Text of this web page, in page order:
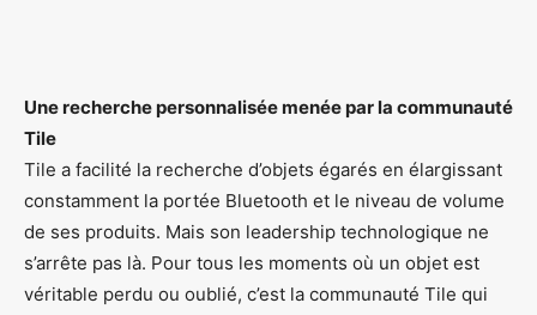
Une recherche personnalisée menée par la communauté
Tile
Tile a facilité la recherche d’objets égarés en élargissant
constamment la portée Bluetooth et le niveau de volume
de ses produits. Mais son leadership technologique ne
s’arrête pas là. Pour tous les moments où un objet est
véritable perdu ou oublié, c’est la communauté Tile qui